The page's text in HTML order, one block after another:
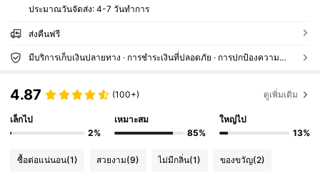
ประมาณวันจัดส่ง: 4-7 วันทำการ
ส่งคืนฟรี
มีบริการเก็บเงินปลายทาง · การชำระเงินที่ปลอดภัย · การปกป้องความเป็นส่วนตัว
4.87 (100+) ดูเพิ่มเติม
เล็กไป
2%
เหมาะสม
85%
ใหญ่ไป
13%
ซื้อต่อแน่นอน(1) สวยงาม(9) ไม่มีกลิ่น(1) ของขวัญ(2)